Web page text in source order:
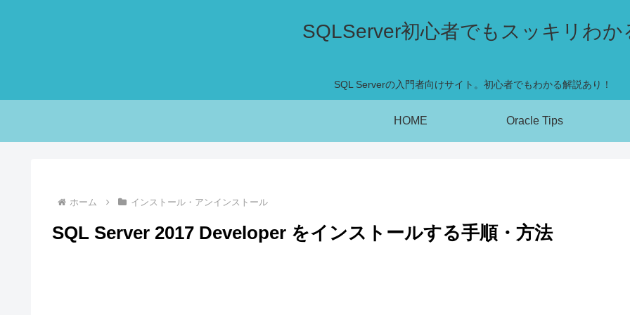
SQLServer初心者でもスッキリわか
SQL Serverの入門者向けサイト。初心者でもわかる解説あり！
HOME Oracle Tips
ホーム インストール・アンインストール
SQL Server 2017 Developer をインストールする手順・方法